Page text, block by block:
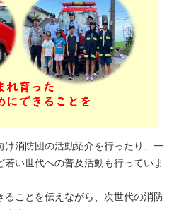
消防団の活動紹介を行ったり、一
い世代への普及活動も行っていま
ることを伝えながら、次世代の消防